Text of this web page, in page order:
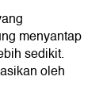
menyantap
sedikit.
oleh